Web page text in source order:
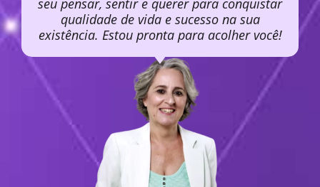
seu pensar, sentir e querer para conquistar
qualidade de vida e sucesso na sua
existência. Estou pronta para acolher você!